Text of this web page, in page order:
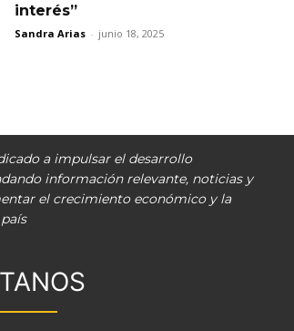
interés”
Sandra Arias - junio 18, 2025
a impulsar el desarrollo
información relevante, noticias y
el crecimiento económico y la